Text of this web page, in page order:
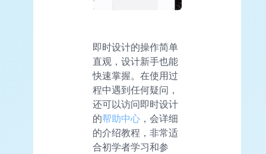
即时设计的操作简单
直观，设计新手也能
快速掌握。在使用过
程中遇到任何疑问，
还可以访问即时设计
的帮助中心 ，会详细
的介绍教程，非常适
合初学者学习和参